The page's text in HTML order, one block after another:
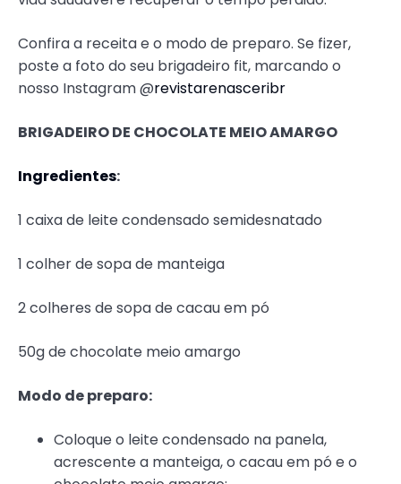
Confira a receita e o modo de preparo. Se fizer,
poste a foto do seu brigadeiro fit, marcando o
nosso Instagram @revistarenasceribr
BRIGADEIRO DE CHOCOLATE MEIO AMARGO
Ingredientes:
1 caixa de leite condensado semidesnatado
1 colher de sopa de manteiga
2 colheres de sopa de cacau em pó
50g de chocolate meio amargo
Modo de preparo:
Coloque o leite condensado na panela,
acrescente a manteiga, o cacau em pó e o